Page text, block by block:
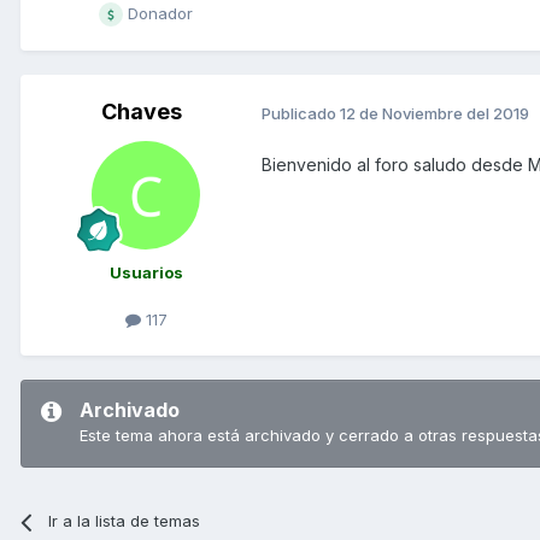
Donador
Chaves
Usuarios
117
Publicado 12 de Noviembre del 2019
Bienvenido al foro saludo desde
Archivado
Este tema ahora está archivado y cerrado a otras
Ir a la lista de temas